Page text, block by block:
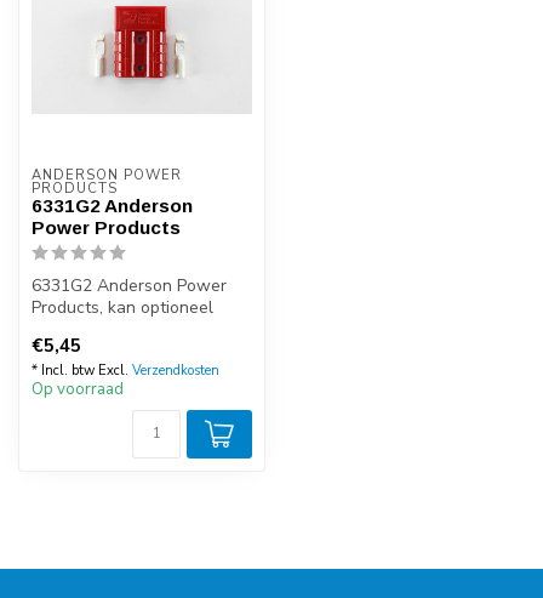
ANDERSON POWER
PRODUCTS
6331G2 Anderson
Power Products
6331G2 Anderson Power
Products, kan optioneel
SB50-HDL-R...
€5,45
* Incl. btw Excl. Verzendkosten
Op voorraad